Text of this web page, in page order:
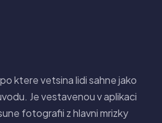
ktere vetsina lidi sahne jako
Je vestavenou v aplikaci
fotografii z hlavni mrizky